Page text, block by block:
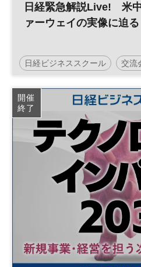
日経緊急解説Live! 米
ァーウェイの実像に迫る
日経ビジネススクール 交流
日経緊急解説Live！ 米中
開催
終了